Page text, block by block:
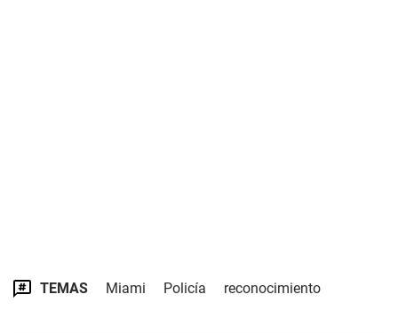
TEMAS Miami Policía reconocimiento